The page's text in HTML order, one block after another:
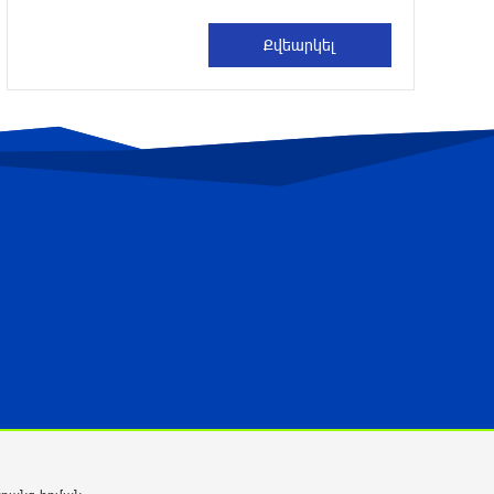
հանրապետականները կարող են
պարտվել Կոնգրեսի միջանկյալ